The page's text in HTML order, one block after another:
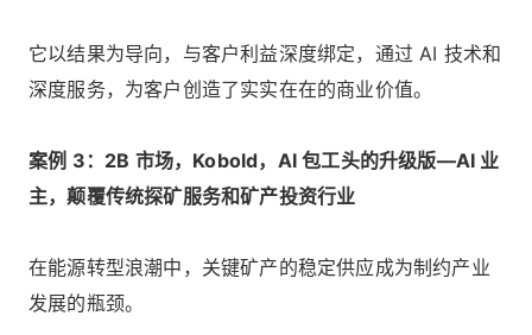
它以结果为导向，与客户利益深度绑定，通过 AI 技术和
深度服务，为客户创造了实实在在的商业价值。
案例 3：2B 市场，Kobold，AI 包工头的升级版—AI 业
主，颠覆传统探矿服务和矿产投资行业
在能源转型浪潮中，关键矿产的稳定供应成为制约产业
发展的瓶颈。